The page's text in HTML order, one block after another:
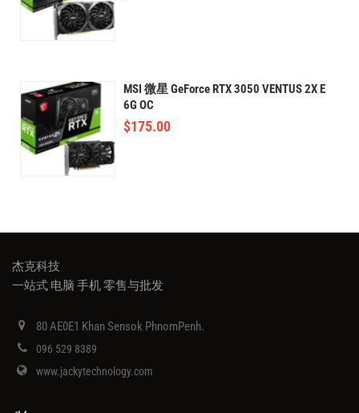
MSI 微星 GeForce RTX 3050 VENTUS 2X E
6G OC
$175.00
杰克科技
一站式 电脑 手机 零售与批发
80 AE0E1 Khan Sensok PhnomPenh.
096 529 8389
www.jackytechnology.com